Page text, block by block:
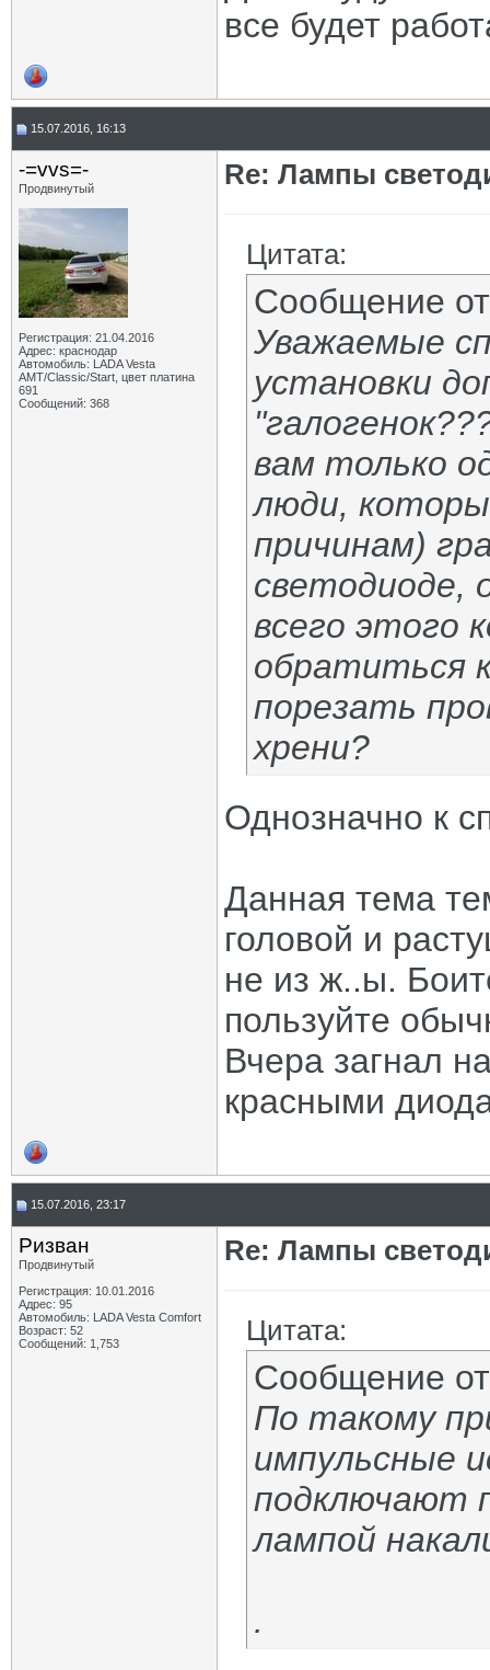
все будет
15.07.2016, 16:13
-=vvs=-
Продвинутый
Регистрация: 21.04.2016
Адрес: краснодар
Автомобиль: LADA Vesta
АМТ/Classic/Start, цвет платина
691
Сообщений: 368
Re: Лампы
Цитата:
Сообщение
Уважаемые
установки
вам только
люди,
причинам)
светодиоде,
всего этого
обратиться
порезать
хрени?
Однозначно к
Данная тема
головой и
не из ж..ы.
пользуйте
Вчера загнал
красными
15.07.2016, 23:17
Ризван
Продвинутый
Регистрация: 10.01.2016
Адрес: 95
Автомобиль: LADA Vesta Сomfort
Возраст: 52
Сообщений: 1,753
Re: Лампы
Цитата:
Сообщение
По такому
импульсные
подключают
лампой
.